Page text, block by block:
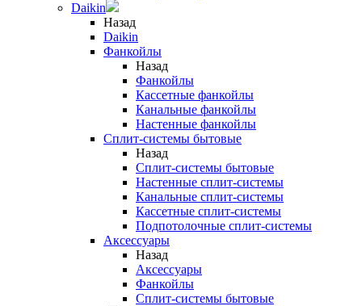
Daikin
Назад
Daikin
Фанкойлы
Назад
Фанкойлы
Кассетные фанкойлы
Канальные фанкойлы
Настенные фанкойлы
Сплит-системы бытовые
Назад
Сплит-системы бытовые
Настенные сплит-системы
Канальные сплит-системы
Кассетные сплит-системы
Подпотолочные сплит-системы
Аксессуары
Назад
Аксессуары
Фанкойлы
Сплит-системы бытовые